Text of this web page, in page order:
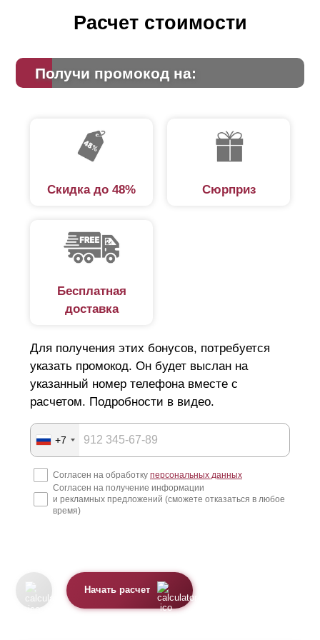
Расчет стоимости
Получи промокод на:
Скидка до 48% Сюрприз
Бесплатная
доставка
Для получения этих бонусов, потребуется
указать промокод. Он будет выслан на
указанный номер телефона вместе с
расчетом. Подробности в видео.
+7
Согласен на обработку персональных данных
Согласен на получение информации
и рекламных предложений (сможете отказаться в любое
время)
Начать расчет